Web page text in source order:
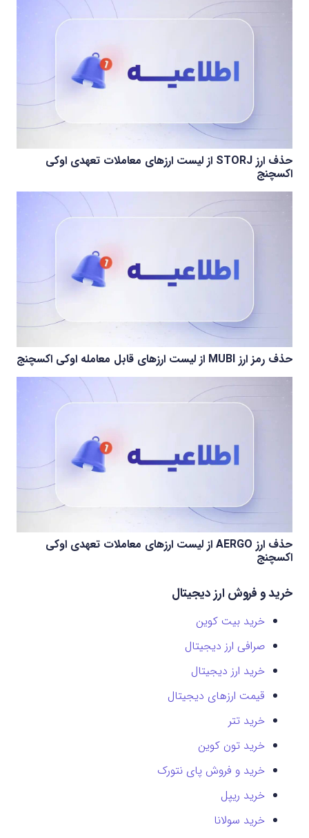
حذف ارز STORJ از لیست ارزهای معاملات تعهدی اوکی
اکسچنج
حذف رمز ارز MUBI از لیست ارزهای قابل معامله اوکی اکسچنج
حذف ارز AERGO از لیست ارزهای معاملات تعهدی اوکی
اکسچنج
خرید و فروش ارز دیجیتال
خرید بیت کوین
صرافی ارز دیجیتال
خرید ارز دیجیتال
قیمت ارزهای دیجیتال
خرید تتر
خرید تون کوین
خرید و فروش پای نتورک
خرید ریپل
خرید سولانا